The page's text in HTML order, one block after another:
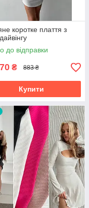
коротке плаття з
до відправки
₴ 883 ₴
Купити